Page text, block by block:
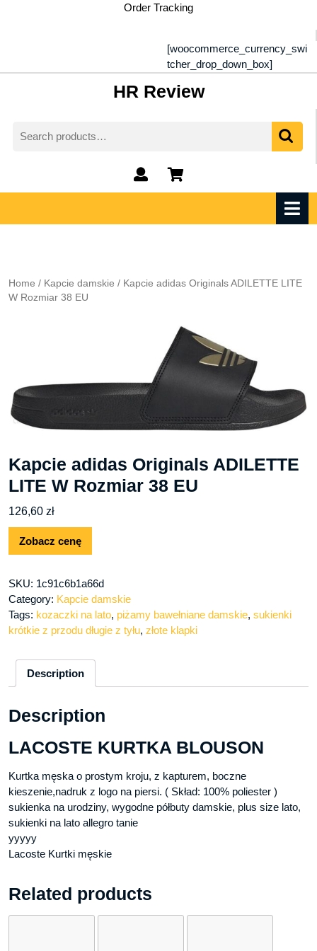
Order Tracking
[woocommerce_currency_swi
tcher_drop_down_box]
HR Review
for:
My
Account
shopping
cart
Home / Kapcie damskie / Kapcie adidas Originals ADILETTE LITE
W Rozmiar 38 EU
Kapcie adidas Originals ADILETTE
LITE W Rozmiar 38 EU
126,60 zł
Zobacz cenę
SKU: 1c91c6b1a66d
Category: Kapcie damskie
Tags: kozaczki na lato, piżamy bawełniane damskie, sukienki
krótkie z przodu długie z tyłu, złote klapki
Description
Description
LACOSTE KURTKA BLOUSON
Kurtka męska o prostym kroju, z kapturem, boczne
kieszenie,nadruk z logo na piersi. ( Skład: 100% poliester )
sukienka na urodziny, wygodne półbuty damskie, plus size lato,
sukienki na lato allegro tanie
yyyyy
Lacoste Kurtki męskie
Related products